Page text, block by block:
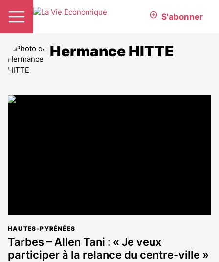
S'abonner
Hermance HITTE
HAUTES-PYRÉNÉES
Tarbes – Allen Tani : « Je veux
participer à la relance du centre-ville »